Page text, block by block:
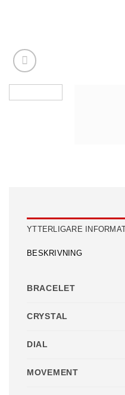
YTTERLIGARE
BESKRIVNING
BRACELET
CRYSTAL
DIAL
MOVEMENT